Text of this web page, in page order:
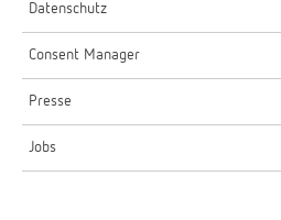
Datenschutz
Consent Manager
Presse
Jobs